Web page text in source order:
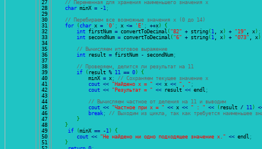
27
28
29
30
31
32
33
34
35
36
37
38
39
40
41
42
43
44
45
46
47
48
49
50
51
// Переменная для хранения наименьшего значения x
char minX = - 1 ;
// Перебираем все возможные значения x (0 до 14)
for
( char x = '0' ; x <= 'E' ; ++x)
{
int firstNum = convertToDecimal ( "82" + string ( 1 , x) + "19" , x) ;
int secondNum = convertToDecimal ( "6" + string ( 1 , x) + "073" , x)
// Вычисляем итоговое выражение
int result = firstNum - secondNum ;
// Проверяем, делится ли результат на 11
if
( result % 11 == 0)
{
            minX
= x ;
// Сохраняем текущее значение x
cout << "Найдено x = " << x << ", " ;
cout << "Результат = " << result << endl ;
// Вычисляем частное от деления на 11 и выводим
cout << "Частное при x = " << x << " : " << ( result / 11)
break ;
// Выходим из цикла, так как требуется наименьшее
}
}
if
(minX == - 1)
{
cout << "Не найдено ни одно подходящее значение x." << endl ;
}